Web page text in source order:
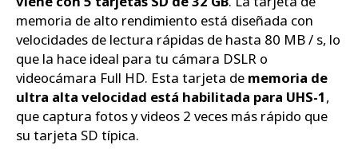
memoria de alto rendimiento está diseñada con
velocidades de lectura rápidas de hasta 80 MB / s, lo
que la hace ideal para tu cámara DSLR o
videocámara Full HD. Esta tarjeta de memoria de
ultra alta velocidad está habilitada para UHS-1,
que captura fotos y videos 2 veces más rápido que
su tarjeta SD típica.